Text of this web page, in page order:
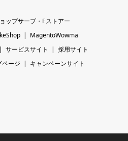
ップサーブ・Eストアー
MagentoWowma
サービスサイト
採用サイト
ページ
キャンペーンサイト